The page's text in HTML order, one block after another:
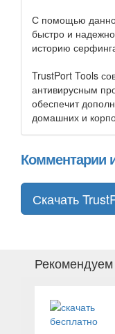
С помощью
быстро и
историю
TrustPort Tools
антивирусным
обеспечит
домашних и
Комментарии
Скачать
Рекомендуем